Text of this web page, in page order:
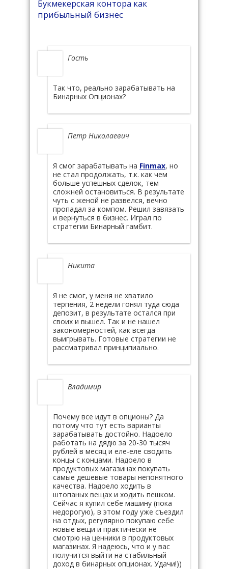
Букмекерская контора как
прибыльный бизнес
Гость
Так что, реально зарабатывать на
Бинарных Опционах?
Петр Николаевич
Я смог зарабатывать на Finmax, но
не стал продолжать, т.к. как чем
больше успешных сделок, тем
сложней остановиться. В результате
чуть с женой не развелся, вечно
пропадал за компом. Решил завязать
и вернуться в бизнес. Играл по
стратегии Бинарный гамбит.
Никита
Я не смог, у меня не хватило
терпения, 2 недели гонял туда сюда
депозит, в результате остался при
своих и вышел. Так и не нашел
закономерностей, как всегда
выигрывать. Готовые стратегии не
рассматривал принципиально.
Владимир
Почему все идут в опционы? Да
потому что тут есть варианты
зарабатывать достойно. Надоело
работать на дядю за 20-30 тысяч
рублей в месяц и еле-еле сводить
концы с концами. Надоело в
продуктовых магазинах покупать
самые дешевые товары непонятного
качества. Надоело ходить в
штопаных вещах и ходить пешком.
Сейчас я купил себе машину (пока
недорогую), в этом году уже съездил
на отдых, регулярно покупаю себе
новые вещи и практически не
смотрю на ценники в продуктовых
магазинах. Я надеюсь, что и у вас
получится выйти на стабильный
доход в бинарных опционах. Удачи!))